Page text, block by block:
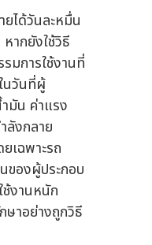
ยได้วันละหมื่น
ากยังใช้วิธี
มการใช้งานที่
นวันที่ผู้
มัน ค่าแรง
ลังกลาย
เฉพาะรถ
ของผู้ประกอบ
งานหนัก
ษาอย่างถูกวิธี